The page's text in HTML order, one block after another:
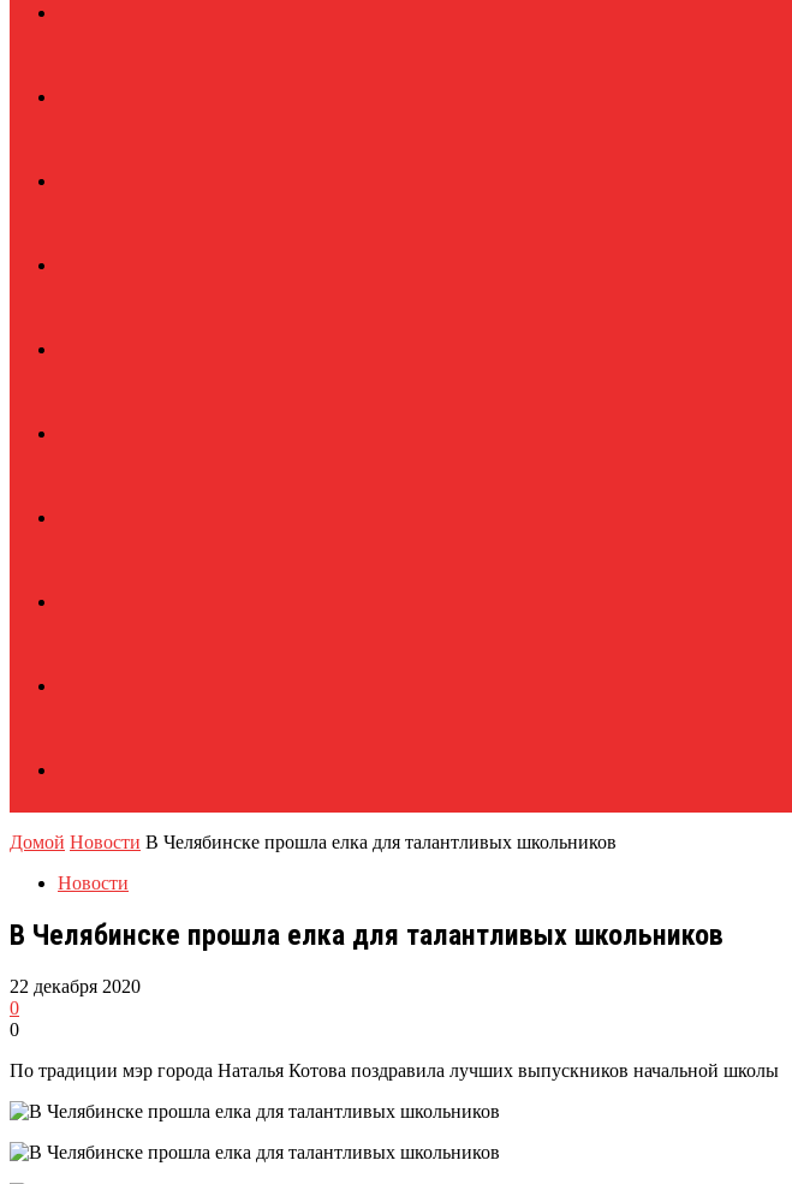
Домой Новости В Челябинске прошла елка для талантливых школьников
Новости
В Челябинске прошла елка для талантливых школьников
22 декабря 2020
0
0
По традиции мэр города Наталья Котова поздравила лучших выпускников начальной школы